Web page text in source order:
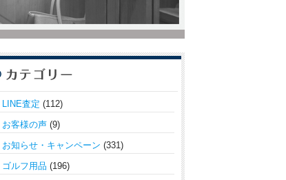
LINE査定 (112)
お客様の声 (9)
お知らせ・キャンペーン (331)
ゴルフ用品 (196)